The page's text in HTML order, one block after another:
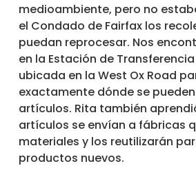
medioambiente, pero no
el Condado de Fairfax los
puedan reprocesar. Nos
en la Estación de
ubicada en la West Ox Road
exactamente dónde se
artículos. Rita también
artículos se envían a fábricas
materiales y los reutilizarán
productos nuevos.